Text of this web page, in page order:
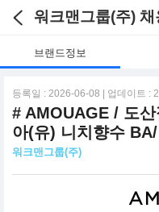
워크맨그룹(주) 채
브랜드정보
등록일 : 2026-06-08 | 업데이트 :
# AMOUAGE / 도
아(유) 니치향수
워크맨그룹(주)